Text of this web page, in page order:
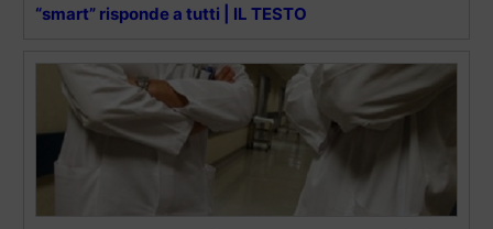
“smart” risponde a tutti | IL TESTO